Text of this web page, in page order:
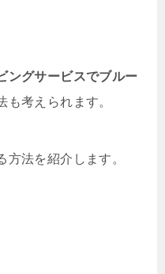
ングサービスでブルー
も考えられます。
方法を紹介します。